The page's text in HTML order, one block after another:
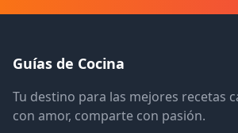
Guías de Cocina
Tu destino para las mejores recetas
con amor, comparte con pasión.